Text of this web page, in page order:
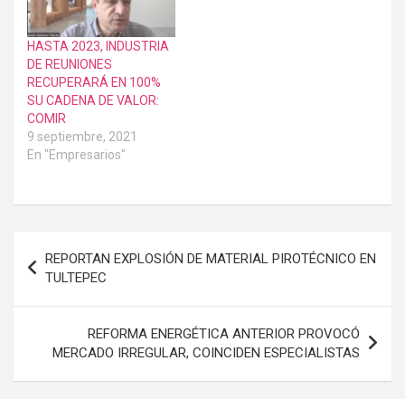
HASTA 2023, INDUSTRIA
DE REUNIONES
RECUPERARÁ EN 100%
SU CADENA DE VALOR:
COMIR
9 septiembre, 2021
En "Empresarios"
de
entradas
REPORTAN EXPLOSIÓN DE MATERIAL PIROTÉCNICO EN
TULTEPEC
REFORMA ENERGÉTICA ANTERIOR PROVOCÓ
MERCADO IRREGULAR, COINCIDEN ESPECIALISTAS